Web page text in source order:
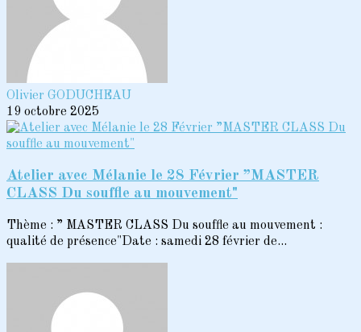
Olivier GODUCHEAU
19 octobre 2025
Atelier avec Mélanie le 28 Février ”MASTER
CLASS Du souffle au mouvement"
Thème : ” MASTER CLASS Du souffle au mouvement :
qualité de présence"Date : samedi 28 février de...